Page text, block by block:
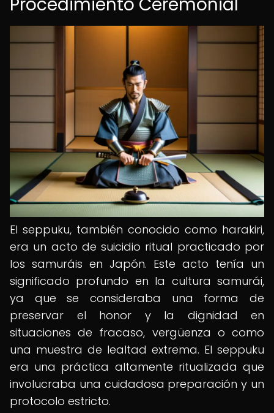
El seppuku, también conocido como harakiri,
era un acto de suicidio ritual practicado por
los samuráis en Japón. Este acto tenía un
significado profundo en la cultura samurái,
ya que se consideraba una forma de
preservar el honor y la dignidad en
situaciones de fracaso, vergüenza o como
una muestra de lealtad extrema. El seppuku
era una práctica altamente ritualizada que
involucraba una cuidadosa preparación y un
protocolo estricto.